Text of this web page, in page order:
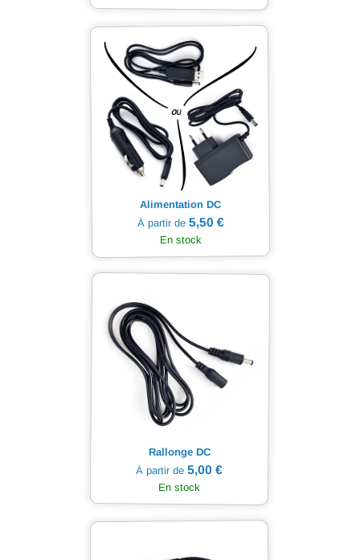
Alimentation DC
À partir de 5,50 €
En stock
Rallonge DC
À partir de5,00 €
En stock